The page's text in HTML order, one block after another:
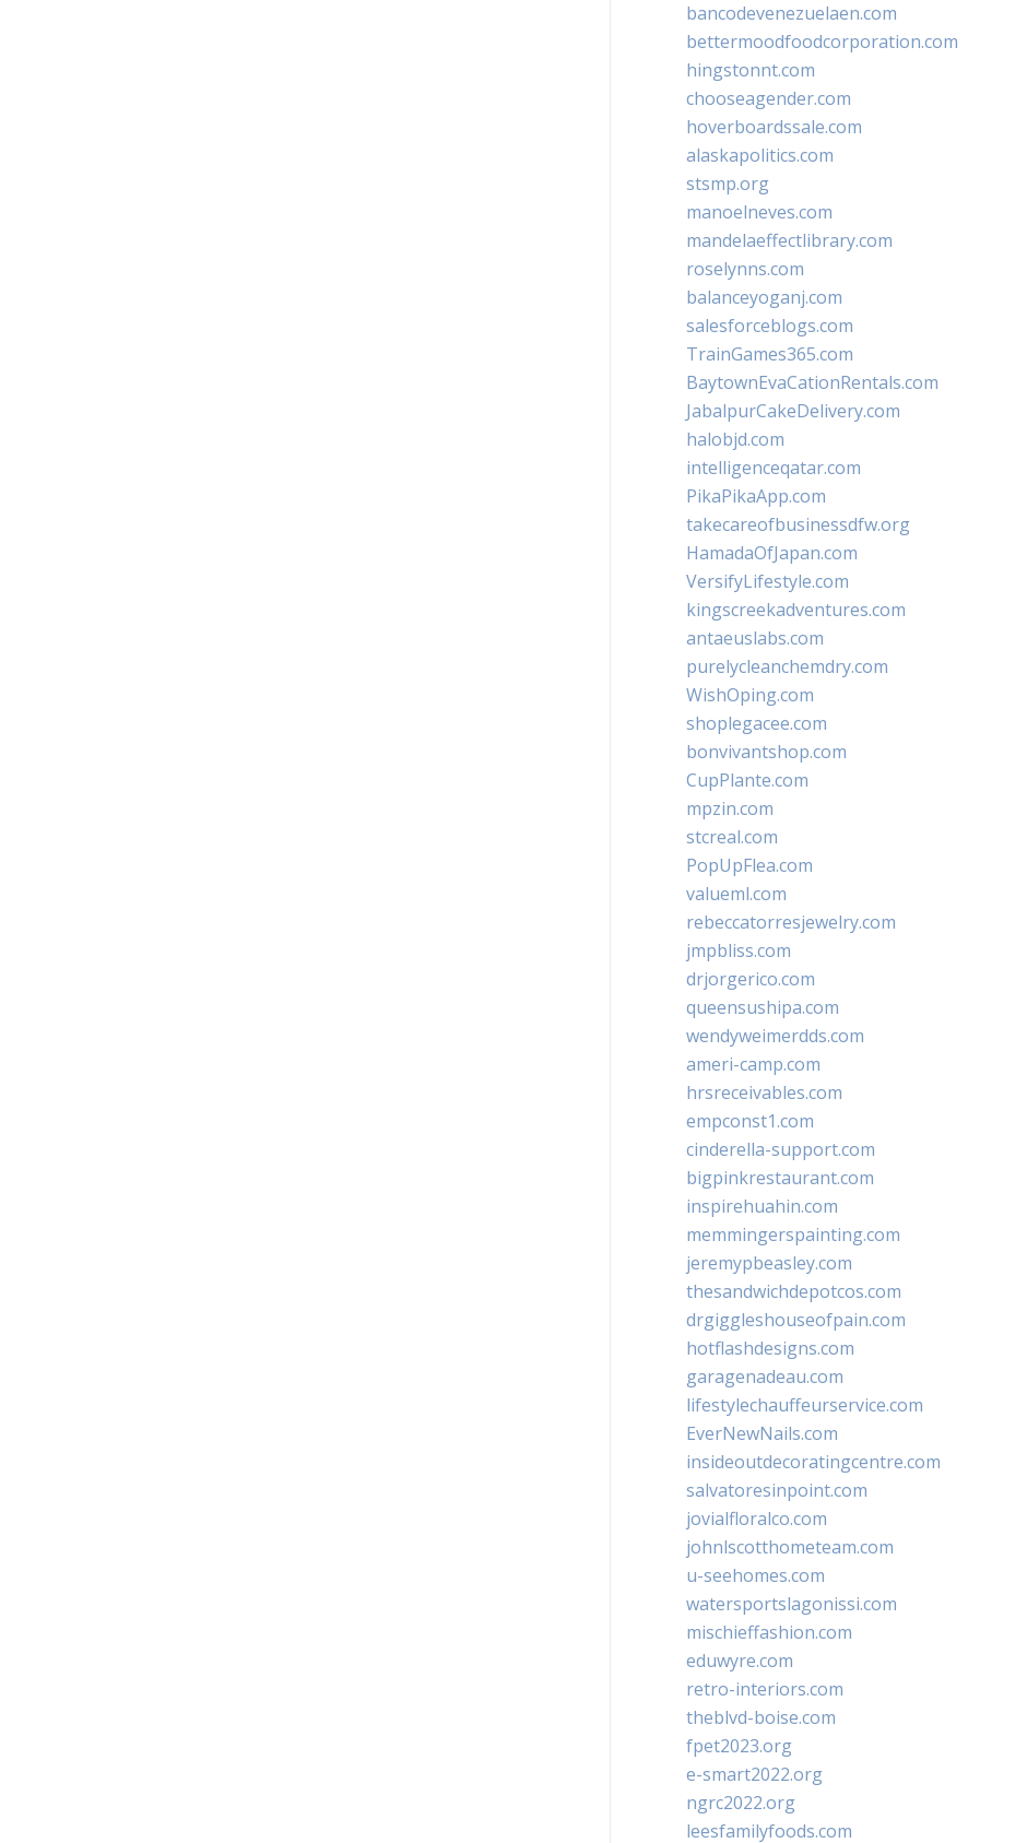
bancodevenezuelaen.com
bettermoodfoodcorporation.com
hingstonnt.com
chooseagender.com
hoverboardssale.com
alaskapolitics.com
stsmp.org
manoelneves.com
mandelaeffectlibrary.com
roselynns.com
balanceyoganj.com
salesforceblogs.com
TrainGames365.com
BaytownEvaCationRentals.com
JabalpurCakeDelivery.com
halobjd.com
intelligenceqatar.com
PikaPikaApp.com
takecareofbusinessdfw.org
HamadaOfJapan.com
VersifyLifestyle.com
kingscreekadventures.com
antaeuslabs.com
purelycleanchemdry.com
WishOping.com
shoplegacee.com
bonvivantshop.com
CupPlante.com
mpzin.com
stcreal.com
PopUpFlea.com
valueml.com
rebeccatorresjewelry.com
jmpbliss.com
drjorgerico.com
queensushipa.com
wendyweimerdds.com
ameri-camp.com
hrsreceivables.com
empconst1.com
cinderella-support.com
bigpinkrestaurant.com
inspirehuahin.com
memmingerspainting.com
jeremypbeasley.com
thesandwichdepotcos.com
drgiggleshouseofpain.com
hotflashdesigns.com
garagenadeau.com
lifestylechauffeurservice.com
EverNewNails.com
insideoutdecoratingcentre.com
salvatoresinpoint.com
jovialfloralco.com
johnlscotthometeam.com
u-seehomes.com
watersportslagonissi.com
mischieffashion.com
eduwyre.com
retro-interiors.com
theblvd-boise.com
fpet2023.org
e-smart2022.org
ngrc2022.org
leesfamilyfoods.com